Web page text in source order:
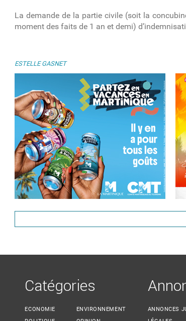
La demande de la partie civile (soit la
moment des faits de 1 an et demi)
ESTELLE GASNET
Catégories
ECONOMIE
ENVIRONNEMENT
ANNONCES